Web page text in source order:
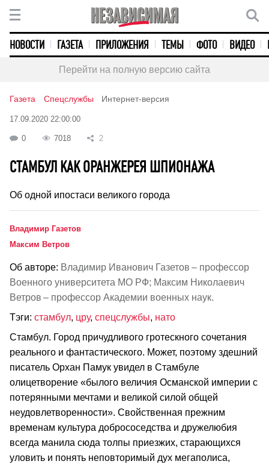
НОВОСТИ ГАЗЕТА ПРИЛОЖЕНИЯ ТЕМЫ ФОТО ВИДЕО
Перейти на полную версию сайта
Газета Спецслужбы Интернет-версия
17.09.2020 22:00:00
0 7018 2
СТАМБУЛ КАК ОРАНЖЕРЕЯ ШПИОНАЖА
Об одной ипостаси великого города
Владимир Газетов
Максим Ветров
Об авторе: Владимир Иванович Газетов – профессор
Военного университета МО РФ; Максим Николаевич
Ветров – профессор Академии военных наук.
Тэги: стамбул, цру, спецслужбы, нато
Стамбул. Город причудливого гротескного сочетания
реального и фантастического. Может, поэтому здешний
писатель Орхан Памук увидел в Стамбуле
олицетворение «былого величия Османской империи с
потерянными мечтами и великой силой общей
неудовлетворенности». Свойственная прежним
временам культура добрососедства и дружелюбия
всегда манила сюда толпы приезжих, старающихся
уловить и понять неповторимый дух мегаполиса,